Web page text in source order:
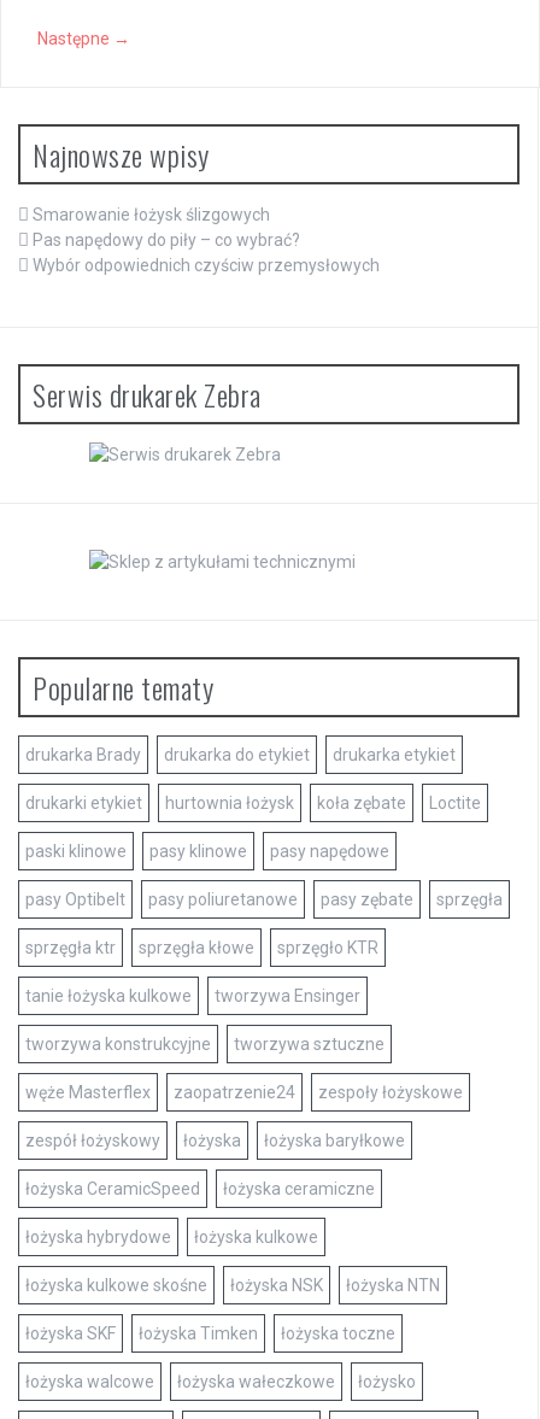
Następne →
Najnowsze wpisy
Smarowanie łożysk ślizgowych
Pas napędowy do piły – co wybrać?
Wybór odpowiednich czyściw przemysłowych
Serwis drukarek Zebra
Popularne tematy
drukarka Brady drukarka do etykiet drukarka etykiet
drukarki etykiet hurtownia łożysk koła zębate Loctite
paski klinowe pasy klinowe pasy napędowe
pasy Optibelt pasy poliuretanowe pasy zębate sprzęgła
sprzęgła ktr sprzęgła kłowe sprzęgło KTR
tanie łożyska kulkowe tworzywa Ensinger
tworzywa konstrukcyjne tworzywa sztuczne
węże Masterflex zaopatrzenie24 zespoły łożyskowe
zespół łożyskowy łożyska łożyska baryłkowe
łożyska CeramicSpeed łożyska ceramiczne
łożyska hybrydowe łożyska kulkowe
łożyska kulkowe skośne łożyska NSK łożyska NTN
łożyska SKF łożyska Timken łożyska toczne
łożyska walcowe łożyska wałeczkowe łożysko